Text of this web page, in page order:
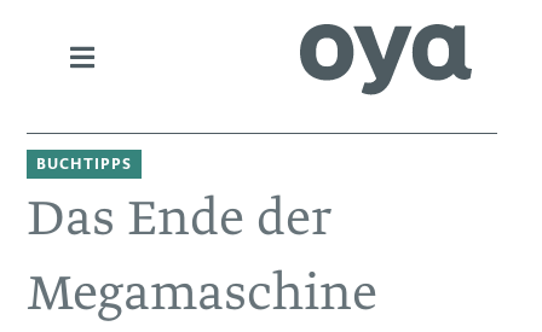
BUCHTIPPS
Das Ende der
Megamaschine